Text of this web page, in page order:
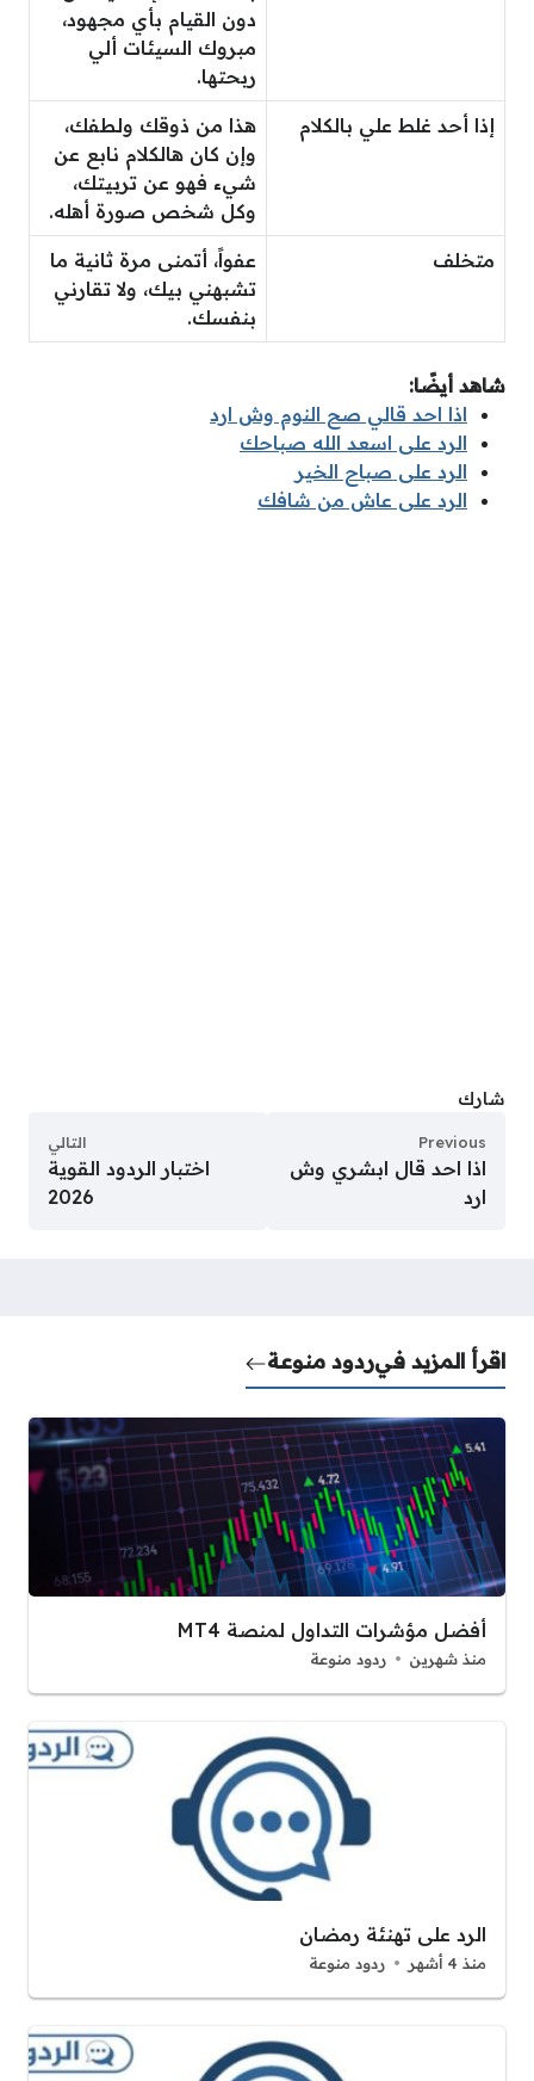
دون القيام بأي مجهود،
مبروك السيئات ألي
ربحتها.
إذا أحد غلط علي بالكلام
هذا من ذوقك ولطفك،
وإن كان هالكلام نابع عن
شيء فهو عن تربيتك،
وكل شخص صورة أهله.
متخلف
عفواً، أتمنى مرة ثانية ما
تشبهني بيك، ولا تقارني
بنفسك.
شاهد أيضًا:
اذا احد قالي صح النوم وش ارد
الرد على اسعد الله صباحك
الرد على صباح الخير
الرد على عاش من شافك
شارك
Previous
اذا احد قال ابشري وش
ارد
التالي
اختبار الردود القوية
2026
اقرأ المزيد فيردود منوعة
أفضل مؤشرات التداول لمنصة MT4
منذ شهرين ردود منوعة
الرد على تهنئة رمضان
منذ 4 أشهر ردود منوعة